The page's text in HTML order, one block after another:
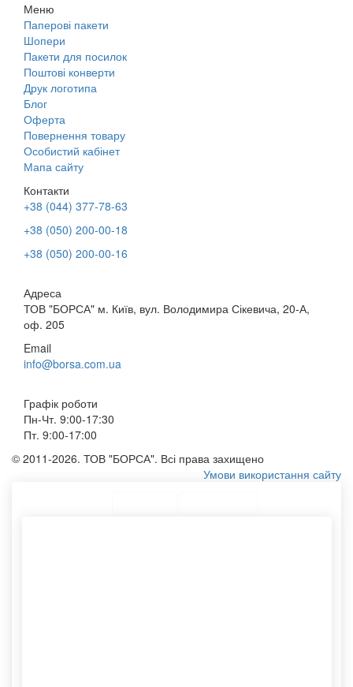
Меню
Паперові пакети
Шопери
Пакети для посилок
Поштові конверти
Друк логотипа
Блог
Оферта
Повернення товару
Особистий кабінет
Мапа сайту
Контакти
+38 (044) 377-78-63
+38 (050) 200-00-18
+38 (050) 200-00-16
Адреса
ТОВ "БОРСА" м. Київ, вул. Володимира Сікевича, 20-А,
оф. 205
Email
info@borsa.com.ua
Графік роботи
Пн-Чт. 9:00-17:30
Пт. 9:00-17:00
© 2011-2026. ТОВ "БОРСА". Всі права захищено
Умови використання сайту